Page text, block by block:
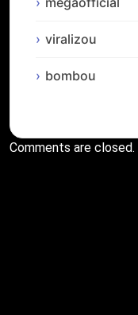
viralizou
bombou
Comments are closed.